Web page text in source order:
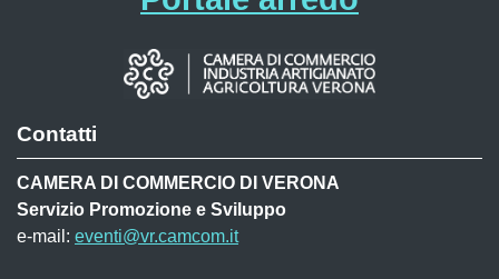
Contatti
CAMERA DI COMMERCIO DI VERONA
Servizio Promozione e Sviluppo
e-mail: eventi@vr.camcom.it